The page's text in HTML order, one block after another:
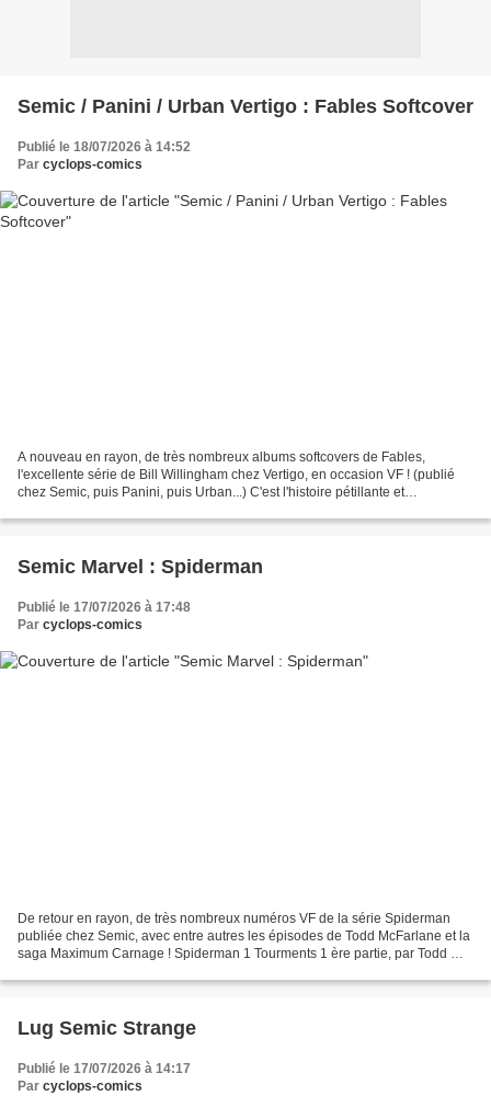
Semic / Panini / Urban Vertigo : Fables Softcover
Publié le 18/07/2026 à 14:52
Par cyclops-comics
A nouveau en rayon, de très nombreux albums softcovers de Fables,
l'excellente série de Bill Willingham chez Vertigo, en occasion VF ! (publié
chez Semic, puis Panini, puis Urban...) C'est l'histoire pétillante et
Semic Marvel : Spiderman
Publié le 17/07/2026 à 17:48
Par cyclops-comics
De retour en rayon, de très nombreux numéros VF de la série Spiderman
publiée chez Semic, avec entre autres les épisodes de Todd McFarlane et la
saga Maximum Carnage ! Spiderman 1 Tourments 1 ère partie, par Todd Mc
Lug Semic Strange
Publié le 17/07/2026 à 14:17
Par cyclops-comics